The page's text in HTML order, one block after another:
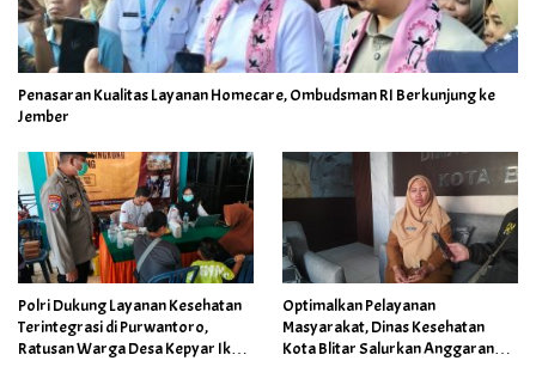
Penasaran Kualitas Layanan Homecare, Ombudsman RI Berkunjung ke
Jember
Polri Dukung Layanan Kesehatan
Terintegrasi di Purwantoro,
Ratusan Warga Desa Kepyar Ikuti
Optimalkan Pelayanan
Masyarakat, Dinas Kesehatan
Kota Blitar Salurkan Anggaran